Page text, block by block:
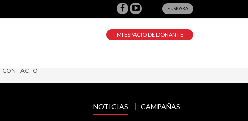
EUSKARA
MI ESPACIO DE DONANTE
CONTACTO
NOTICIAS CAMPAÑAS